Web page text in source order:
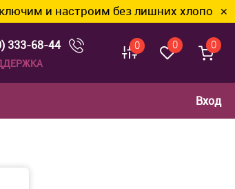
и настроим без лишних хлопот. ✕
333-68-44 0 0 0
Вход